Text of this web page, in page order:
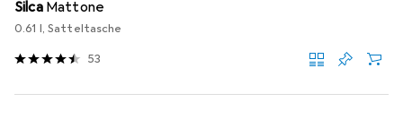
Silca Mattone
0.61 l, Satteltasche
53